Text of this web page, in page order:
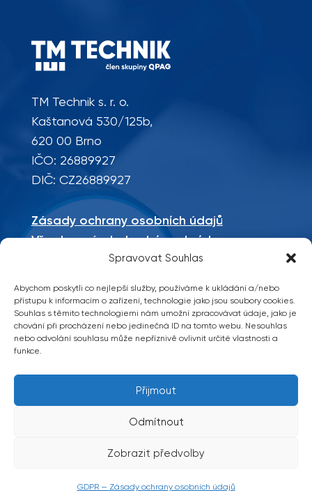
Spravovat Souhlas
Abychom poskytli co nejlepší služby, používáme k ukládání a/nebo
přístupu k informacím o zařízení, technologie jako jsou soubory cookies.
Souhlas s těmito technologiemi nám umožní zpracovávat údaje, jako je
chování při procházení nebo jedinečná ID na tomto webu. Nesouhlas
nebo odvolání souhlasu může nepříznivě ovlivnit určité vlastnosti a
funkce.
Přijmout
Odmítnout
Zobrazit předvolby
GDPR — Zásady ochrany osobních údajů
TM Technik s. r. o.
Kaštanová 530/125b,
620 00 Brno
IČO: 26889927
DIČ: CZ26889927
Zásady ochrany osobních údajů
Všeobecné obchodní podmínky
Mapa stránek
Sociální sítě
Copyright 2026 © TM Technik, všechna